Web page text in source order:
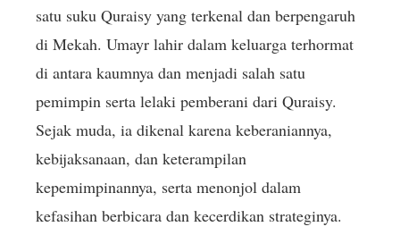
satu suku Quraisy yang terkenal dan berpengaruh
di Mekah. Umayr lahir dalam keluarga terhormat
di antara kaumnya dan menjadi salah satu
pemimpin serta lelaki pemberani dari Quraisy.
Sejak muda, ia dikenal karena keberaniannya,
kebijaksanaan, dan keterampilan
kepemimpinannya, serta menonjol dalam
kefasihan berbicara dan kecerdikan strateginya.